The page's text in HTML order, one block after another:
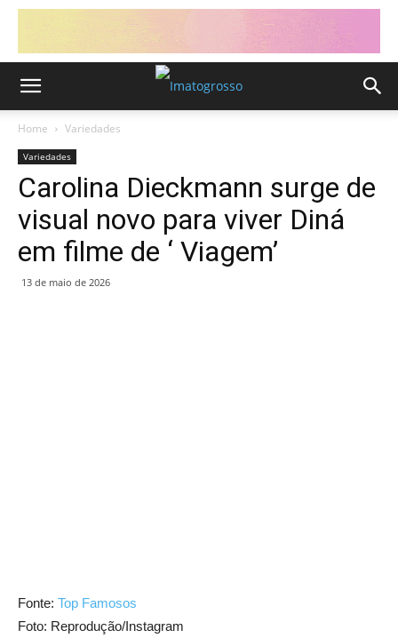
Home Variedades
Variedades
Carolina Dieckmann surge de
visual novo para viver Diná
em filme de ‘ Viagem’
13 de maio de 2026
Fonte: Top Famosos
Foto: Reprodução/Instagram